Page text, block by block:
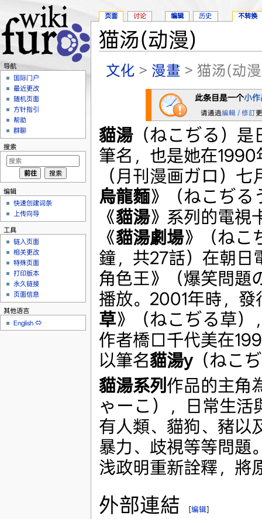
猫汤(动漫)
文化 > 漫畫 > 猫汤(动
此条目是一个小作
请通過編輯 / 修訂
貓湯（ねこぢる）是
筆名，也是她在
（月刊漫画ガロ）
烏龍麵》（ねこぢる
《貓湯》系列的電視
《貓湯劇場》（ねこ
鐘，共27話）在朝日
角色王》（爆笑問題
播放。2001年時，發
草》（ねこぢる草）
作者橋口千代美在
以筆名貓湯y（ねこ
貓湯系列 作品的主角
ゃーこ），日常生活
有人類、貓狗、豬以
暴力、歧視等等問題
浅政明重新詮釋，將
外部連結 [编辑]
页面 讨论 编辑 历史 不转换
导航
国际门户
最近更改
随机页面
方针指引
帮助
群聊
搜索
编辑
快速创建词条
上传向导
工具
链入页面
相关更改
特殊页面
打印版本
永久链接
页面信息
其他语言
English ⇔